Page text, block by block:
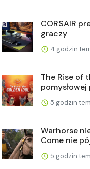
CORSAIR
graczy
4 godzin
The Rise of
pomysłowej
5 godzin
Warhorse
Come nie
5 godzin